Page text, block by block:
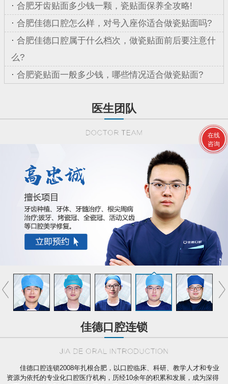
· 合肥牙齿贴面多少钱一颗，瓷贴面保养全攻略!
· 合肥佳德口腔怎么样，对号入座你适合做瓷贴面吗?
· 合肥佳德口腔属于什么档次，做瓷贴面前后要注意什
么?
· 合肥瓷贴面一般多少钱，哪些情况适合做瓷贴面?
医生团队
佳德口腔连锁
佳德口腔连锁2008年扎根合肥，以口腔临床、科研、教学人才和专业
资源为依托的专业化口腔医疗机构，历经10余年的积累和发展，成为深得
在线
咨询